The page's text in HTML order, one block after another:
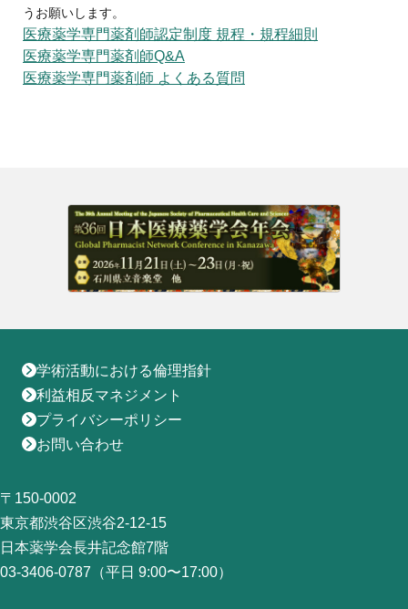
うお願いします。
医療薬学専門薬剤師認定制度 規程・規程細則
医療薬学専門薬剤師Q&A
医療薬学専門薬剤師 よくある質問
学術活動における倫理指針
利益相反マネジメント
プライバシーポリシー
お問い合わせ
〒150-0002
東京都渋谷区渋谷2-12-15
日本薬学会長井記念館7階
03-3406-0787（平日 9:00〜17:00）